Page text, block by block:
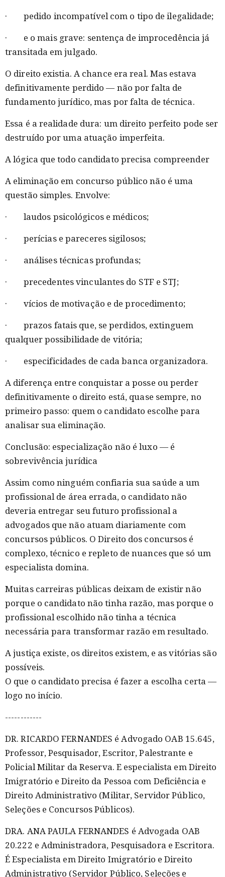
· pedido incompatível com o tipo de ilegalidade;
· e o mais grave: sentença de improcedência já
transitada em julgado.
O direito existia. A chance era real. Mas estava
definitivamente perdido — não por falta de
fundamento jurídico, mas por falta de técnica.
Essa é a realidade dura: um direito perfeito pode ser
destruído por uma atuação imperfeita.
A lógica que todo candidato precisa compreender
A eliminação em concurso público não é uma
questão simples. Envolve:
· laudos psicológicos e médicos;
· perícias e pareceres sigilosos;
· análises técnicas profundas;
· precedentes vinculantes do STF e STJ;
· vícios de motivação e de procedimento;
· prazos fatais que, se perdidos, extinguem
qualquer possibilidade de vitória;
· especificidades de cada banca organizadora.
A diferença entre conquistar a posse ou perder
definitivamente o direito está, quase sempre, no
primeiro passo: quem o candidato escolhe para
analisar sua eliminação.
Conclusão: especialização não é luxo — é
sobrevivência jurídica
Assim como ninguém confiaria sua saúde a um
profissional de área errada, o candidato não
deveria entregar seu futuro profissional a
advogados que não atuam diariamente com
concursos públicos. O Direito dos concursos é
complexo, técnico e repleto de nuances que só um
especialista domina.
Muitas carreiras públicas deixam de existir não
porque o candidato não tinha razão, mas porque o
profissional escolhido não tinha a técnica
necessária para transformar razão em resultado.
A justiça existe, os direitos existem, e as vitórias são
possíveis.
O que o candidato precisa é fazer a escolha certa —
logo no início.
------------
DR. RICARDO FERNANDES é Advogado OAB 15.645,
Professor, Pesquisador, Escritor, Palestrante e
Policial Militar da Reserva. E especialista em Direito
Imigratório e Direito da Pessoa com Deficiência e
Direito Administrativo (Militar, Servidor Público,
Seleções e Concursos Públicos).
DRA. ANA PAULA FERNANDES é Advogada OAB
20.222 e Administradora, Pesquisadora e Escritora.
É Especialista em Direito Imigratório e Direito
Administrativo (Servidor Público, Seleções e